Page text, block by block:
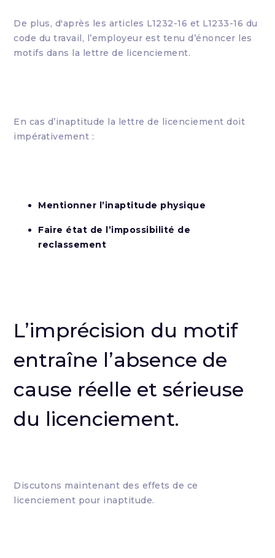
De plus, d'après les articles L1232-16 et L1233-16 du
code du travail, l’employeur est tenu d’énoncer les
motifs dans la lettre de licenciement.
En cas d’inaptitude la lettre de licenciement doit
impérativement :
Mentionner l’inaptitude physique
Faire état de l’impossibilité de
reclassement
L’imprécision du motif
entraîne l’absence de
cause réelle et sérieuse
du licenciement.
Discutons maintenant des effets de ce
licenciement pour inaptitude.